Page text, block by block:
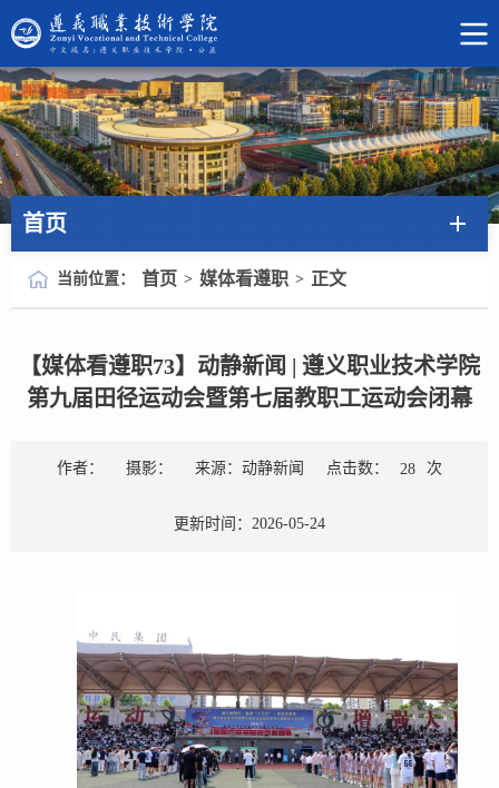
首页
当前位置： 首页 > 媒体看遵职 > 正文
【媒体看遵职73】动静新闻 | 遵义职业技术学院
第九届田径运动会暨第七届教职工运动会闭幕
作者： 摄影： 来源：动静新闻 点击数： 28 次
更新时间：2026-05-24